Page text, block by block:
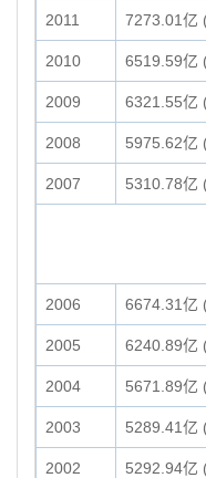
2011 7273.01亿
2010 6519.59亿
2009 6321.55亿
2008 5975.62亿
2007 5310.78亿
2006 6674.31亿
2005 6240.89亿
2004 5671.89亿
2003 5289.41亿
2002 5292.94亿